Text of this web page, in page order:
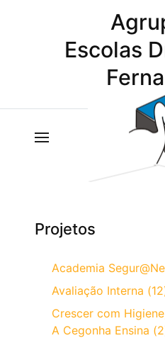
Escolas
Projetos
Academia
Avaliação Interna
Crescer com
A Cegonha Ensina